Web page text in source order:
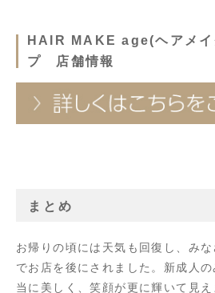
HAIR MAKE age(ヘアメイ
プ 店舗情報
まとめ
お帰りの頃には天気も回復し、み
でお店を後にされました。新成人
当に美しく、笑顔が更に輝いて見え